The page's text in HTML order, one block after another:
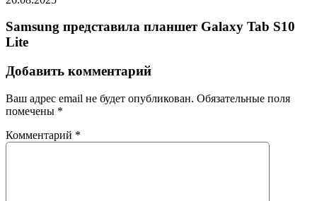
Samsung представила планшет Galaxy Tab S10
Lite
Добавить комментарий
Ваш адрес email не будет опубликован. Обязательные поля
помечены *
Комментарий *